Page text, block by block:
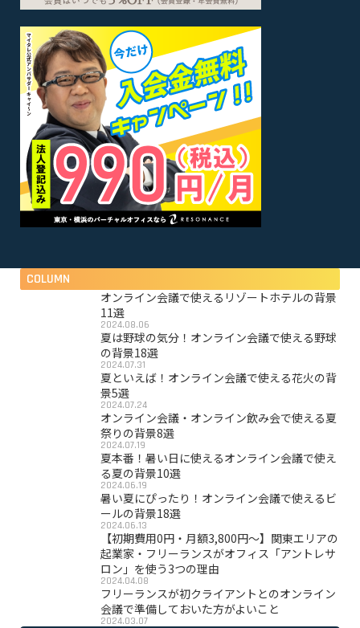
COLUMN
オンライン会議で使えるリゾートホテルの背景
11選
2024.08.06
夏は野球の気分！オンライン会議で使える野球
の背景18選
2024.07.31
夏といえば！オンライン会議で使える花火の背
景5選
2024.07.24
オンライン会議・オンライン飲み会で使える夏
祭りの背景8選
2024.07.19
夏本番！暑い日に使えるオンライン会議で使え
る夏の背景10選
2024.06.19
暑い夏にぴったり！オンライン会議で使えるビ
ールの背景18選
2024.06.13
【初期費用0円・月額3,800円〜】関東エリアの
起業家・フリーランスがオフィス「アントレサ
ロン」を使う3つの理由
2024.04.08
フリーランスが初クライアントとのオンライン
会議で準備しておいた方がよいこと
2024.03.07